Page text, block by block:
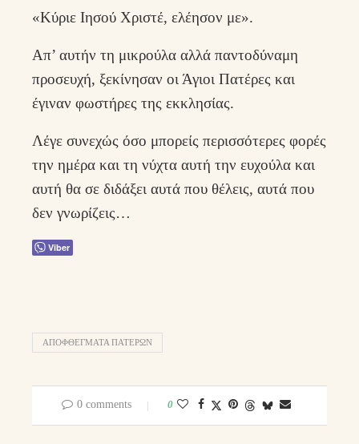
«Κύριε Ιησού Χριστέ, ελέησον με».
Απ’ αυτήν τη μικρούλα αλλά παντοδύναμη
προσευχή, ξεκίνησαν οι Άγιοι Πατέρες και
έγιναν φωστήρες της εκκλησίας.
Λέγε συνεχώς όσο μπορείς περισσότερες φορές
την ημέρα και τη νύχτα αυτή την ευχούλα και
αυτή θα σε διδάξει αυτά που θέλεις, αυτά που
δεν γνωρίζεις…
Viber
ΑΠΟΦΘΈΓΜΑΤΑ ΠΑΤΈΡΩΝ
0 comments 0